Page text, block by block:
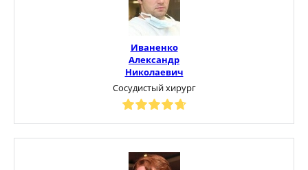
Иваненко
Александр
Николаевич
Сосудистый хирург